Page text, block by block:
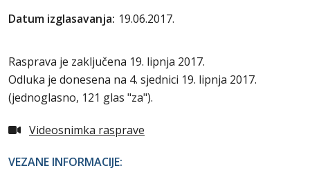
Datum izglasavanja: 19.06.2017.
Rasprava je zaključena 19. lipnja 2017.
Odluka je donesena na 4. sjednici 19. lipnja 2017.
(jednoglasno, 121 glas "za").
Videosnimka rasprave
VEZANE INFORMACIJE: